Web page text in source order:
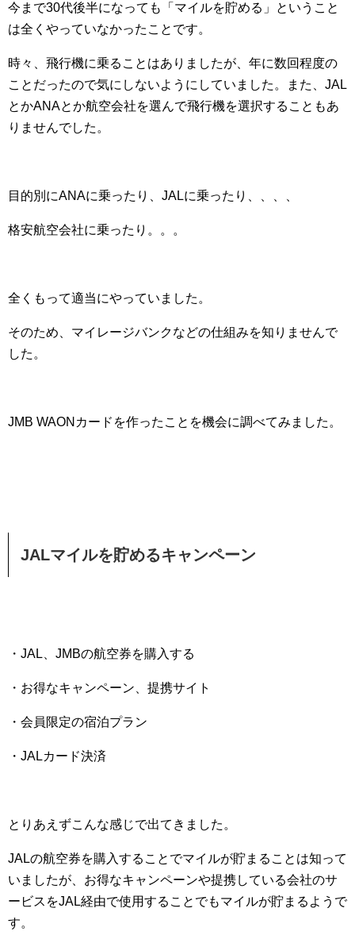
今まで30代後半になっても「マイルを貯める」ということ
は全くやっていなかったことです。
時々、飛行機に乗ることはありましたが、年に数回程度の
ことだったので気にしないようにしていました。また、JAL
とかANAとか航空会社を選んで飛行機を選択することもあ
りませんでした。
目的別にANAに乗ったり、JALに乗ったり、、、、
格安航空会社に乗ったり。。。
全くもって適当にやっていました。
そのため、マイレージバンクなどの仕組みを知りませんで
した。
JMB WAONカードを作ったことを機会に調べてみました。
JALマイルを貯めるキャンペーン
・JAL、JMBの航空券を購入する
・お得なキャンペーン、提携サイト
・会員限定の宿泊プラン
・JALカード決済
とりあえずこんな感じで出てきました。
JALの航空券を購入することでマイルが貯まることは知って
いましたが、お得なキャンペーンや提携している会社のサ
ービスをJAL経由で使用することでもマイルが貯まるようで
す。